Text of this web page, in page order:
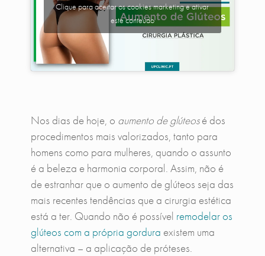
Clique para aceitar os cookies marketing e ativar
este conteúdo
Nos dias de hoje, o aumento de glúteosé dos
procedimentos mais valorizados, tanto para
homens como para mulheres, quando o assunto
é a beleza e harmonia corporal. Assim, não é
de estranhar que o aumento de glúteos seja das
mais recentes tendências que a cirurgia estética
está a ter. Quando não é possível remodelar os
glúteos com a própria gordura existem uma
alternativa – a aplicação de próteses.